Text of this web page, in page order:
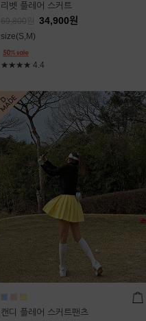
리벳 플레어 스커트
69,800 34,900원
size(S,M)
★★★★ 4.4
캔디 플레어 스커트팬츠